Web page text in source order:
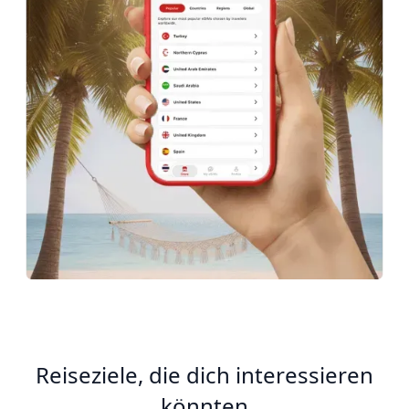
Reiseziele, die dich interessieren